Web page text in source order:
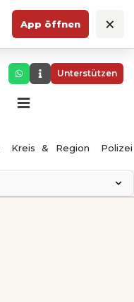
App öffnen ×
Unterstützen
Kreis & Region Polizei